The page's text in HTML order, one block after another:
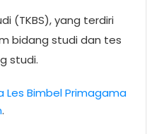
(TKBS), yang terdiri
bidang studi dan tes
studi.
Les Bimbel Primagama
.